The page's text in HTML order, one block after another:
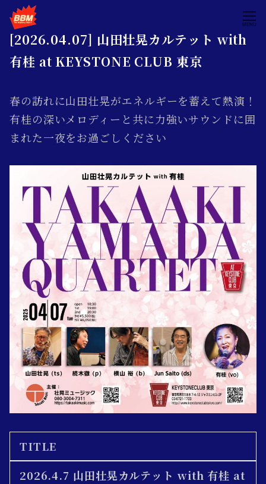
MENU
[2026.04.07] 山田壮晃カルテット with
有桂 at KEYSTONE CLUB 東京
春の訪れに山田壮晃がエネルギーを蓄えて熱演！
有桂の深いメロディーと共に力強いサウンドに囲
まれた一夜をお過ごしください
TITLE
2026.4.7 山田壮晃カルテット with 有桂 at